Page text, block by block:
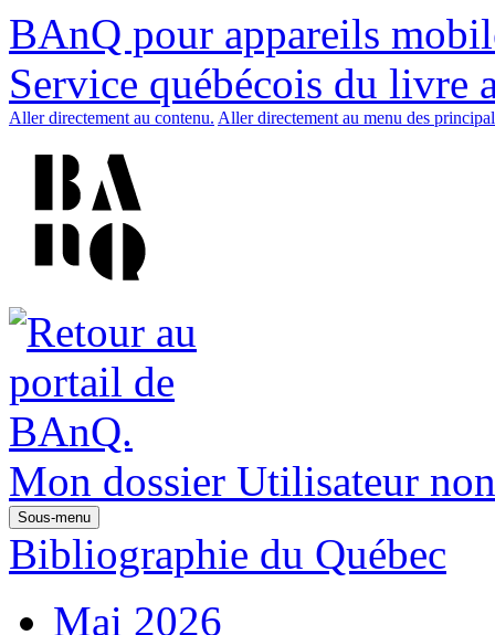
BAnQ pour appareils
Service québécois du livre
Aller directement au contenu. Aller directement au menu des
Mon dossier Utilisateur
Sous-menu
Bibliographie du Québec
Mai 2026